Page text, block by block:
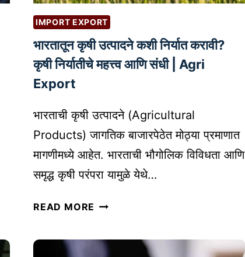
ख
त
पो
चे
र
–
I
T
R
I
IMPORT EXPORT
भारतातून कृषी उत्पादने कशी निर्यात करावी?
कृषी निर्यातीचे महत्त्व आणि संधी | Agri
Export
भारताची कृषी उत्पादने (Agricultural
Products) जागतिक बाजारपेठेत मोठ्या प्रमाणात
मागणीमध्ये आहेत. भारताची भौगोलिक विविधता आणि
समृद्ध कृषी परंपरा यामुळे येथे…
READ MORE भा